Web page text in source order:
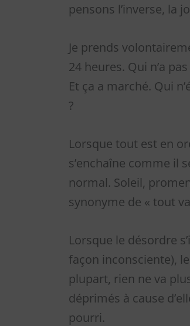
pensons l’inverse, la
Je prends
24 heures. Qui n’a
Et ça a marché. Qui
?
Lorsque tout est en
s’enchaîne comme il
normal. Soleil,
synonyme de « tout
Lorsque le désordre
façon inconsciente),
plupart, rien ne va
déprimés à cause
pourri.